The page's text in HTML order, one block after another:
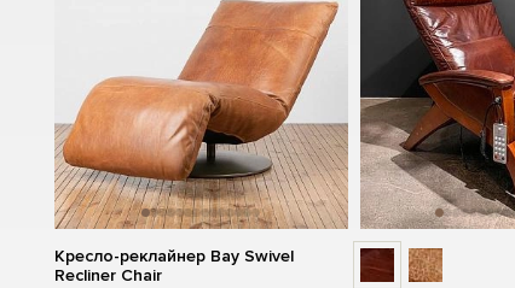
Кресло-реклайнер Bay Swivel
Recliner Chair